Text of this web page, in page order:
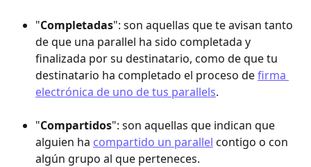
"Completadas": son aquellas que te avisan tanto
de que una parallel ha sido completada y
finalizada por su destinatario, como de que tu
destinatario ha completado el proceso de firma
electrónica de uno de tus parallels.
"Compartidos": son aquellas que indican que
alguien ha compartido un parallel contigo o con
algún grupo al que perteneces.